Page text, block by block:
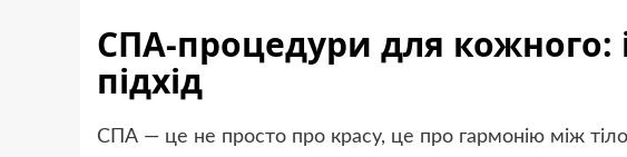
СПА-процедури для кожного:
підхід
СПА — це не просто про красу, це про гармонію між